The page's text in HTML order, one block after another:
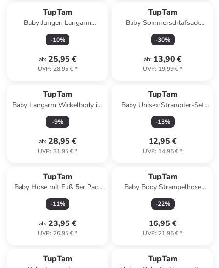
TupTam
Baby Jungen Langarm
Wickelshirt 5er Set in
blau/beige
-10%
ab: 25,95 €
UVP: 28,95 €*
TupTam
Baby Sommerschlafsack
Kleine Kinder in dunkelblau
-30%
ab: 13,90 €
UVP: 19,99 €*
TupTam
Baby Langarm Wickelbody im
5er Set in orange
-9%
ab: 28,95 €
UVP: 31,95 €*
TupTam
Baby Unisex Strampler-Set
mit Aufdruck Spruch 2-tlg in
weiß/bordeaux
-13%
12,95 €
UVP: 14,95 €*
TupTam
Baby Hose mit Fuß 5er Pack
in grau
-11%
ab: 23,95 €
UVP: 26,95 €*
TupTam
Baby Body Strampelhose
Mütze Bekleidungsset in
karamel
-22%
16,95 €
UVP: 21,95 €*
TupTam TupTam